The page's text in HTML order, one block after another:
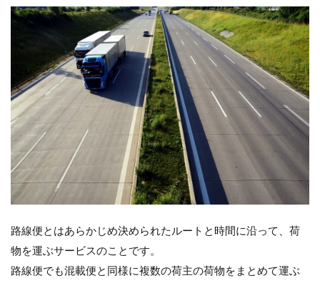
そう
でな
いか
価格
4
混
載
便
と
チ
ャ
タ
便
の
違
い
路線便とはあらかじめ決められたルートと時間に沿って、荷
物を運ぶサービスのことです。
路線便でも混載便と同様に複数の荷主の荷物をまとめて運ぶ